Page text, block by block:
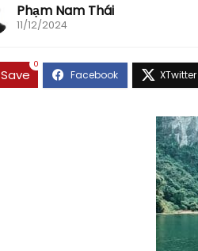
Phạm Nam Thái
11/12/2024
Save
0